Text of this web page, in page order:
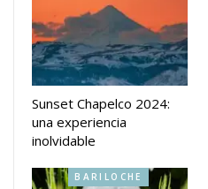
Sunset Chapelco 2024:
una experiencia
inolvidable
BARILOCHE